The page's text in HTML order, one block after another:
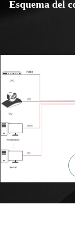
Esquema del